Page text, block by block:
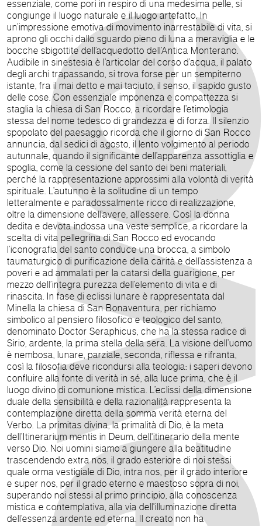
essenziale, come pori in respiro di una medesima pelle, si
congiunge il luogo naturale e il luogo artefatto. In
un’impressione emotiva di movimento inarrestabile di vita, si
aprono gli occhi dallo sguardo pieno di luna a meraviglia e le
bocche sbigottite dell’acquedotto dell’Antica Monterano.
Audibile in sinestesia è l’articolar del corso d’acqua, il palato
degli archi trapassando, si trova forse per un sempiterno
istante, fra il mai detto e mai taciuto, il senso, il sapido gusto
delle cose. Con essenziale imponenza e compattezza si
staglia la chiesa di San Rocco, a ricordare l’etimologia
stessa del nome tedesco di grandezza e di forza. Il silenzio
spopolato del paesaggio ricorda che il giorno di San Rocco
annuncia, dal sedici di agosto, il lento volgimento al periodo
autunnale, quando il significante dell’apparenza assottiglia e
spoglia, come la cessione del santo dei beni materiali,
perché la rappresentazione approssimi alla volontà di verità
spirituale. L’autunno è la solitudine di un tempo
letteralmente e paradossalmente ricco di realizzazione,
oltre la dimensione dell’avere, all’essere. Così la donna
dedita e devota indossa una veste semplice, a ricordare la
scelta di vita pellegrina di San Rocco ed evocando
l’iconografia del santo conduce una brocca, a simbolo
taumaturgico di purificazione della carità e dell’assistenza a
poveri e ad ammalati per la catarsi della guarigione, per
mezzo dell’integra purezza dell’elemento di vita e di
rinascita. In fase di eclissi lunare è rappresentata dal
Minella la chiesa di San Bonaventura, per richiamo
simbolico al pensiero filosofico e teologico del santo,
denominato Doctor Seraphicus, che ha la stessa radice di
Sirio, ardente, la prima stella della sera. La visione dell’uomo
è nembosa, lunare, parziale, seconda, riflessa e rifranta,
così la filosofia deve ricondursi alla teologia: i saperi devono
confluire alla fonte di verità in sé, alla luce prima, che è il
luogo divino di comunione mistica. L’eclissi della dimensione
duale della sensibilità e della razionalità rappresenta la
contemplazione diretta della somma verità eterna del
Verbo. La primitas divina, la primalità di Dio, è la meta
dell’Itinerarium mentis in Deum, dell'itinerario della mente
verso Dio. Noi uomini siamo a giungere alla beatitudine
trascendendo extra nos, il grado esteriore di noi stessi
quale orma vestigiale di Dio, intra nos, per il grado interiore
e super nos, per il grado eterno e maestoso sopra di noi,
superando noi stessi al primo principio, alla conoscenza
mistica e contemplativa, alla via dell'illuminazione diretta
dell’essenza ardente ed eterna. Il creato non ha